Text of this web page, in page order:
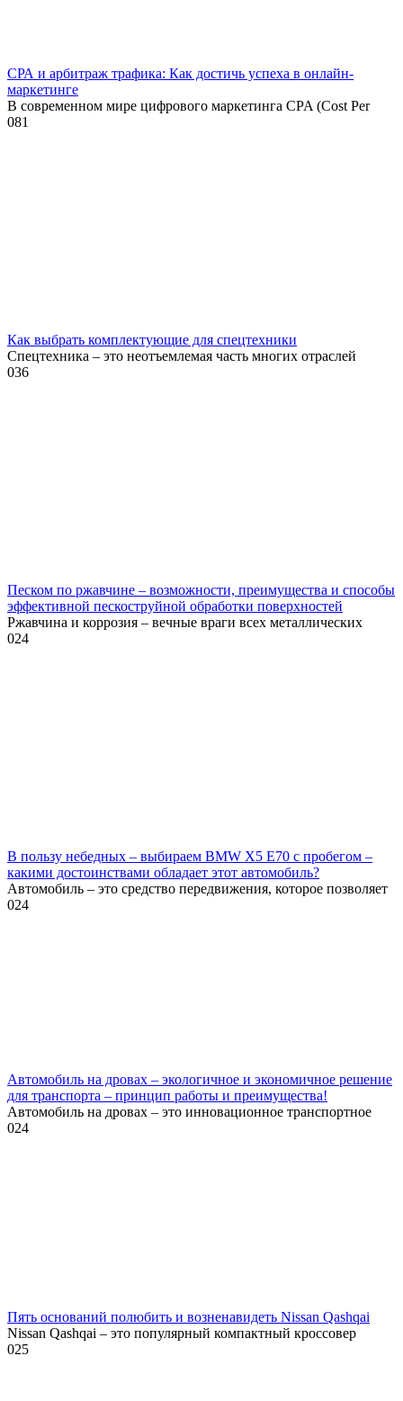
СРА и арбитраж трафика: Как достичь успеха в онлайн-
маркетинге
В современном мире цифрового маркетинга CPA (Cost Per
081
Как выбрать комплектующие для спецтехники
Спецтехника – это неотъемлемая часть многих отраслей
036
Песком по ржавчине – возможности, преимущества и способы
эффективной пескоструйной обработки поверхностей
Ржавчина и коррозия – вечные враги всех металлических
024
В пользу небедных – выбираем BMW X5 E70 с пробегом –
какими достоинствами обладает этот автомобиль?
Автомобиль – это средство передвижения, которое позволяет
024
Автомобиль на дровах – экологичное и экономичное решение
для транспорта – принцип работы и преимущества!
Автомобиль на дровах – это инновационное транспортное
024
Пять оснований полюбить и возненавидеть Nissan Qashqai
Nissan Qashqai – это популярный компактный кроссовер
025